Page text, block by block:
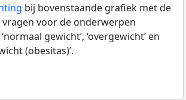
bij bovenstaande grafiek met de
voor de onderwerpen
gewicht’, ‘overgewicht’ en
(obesitas)’.